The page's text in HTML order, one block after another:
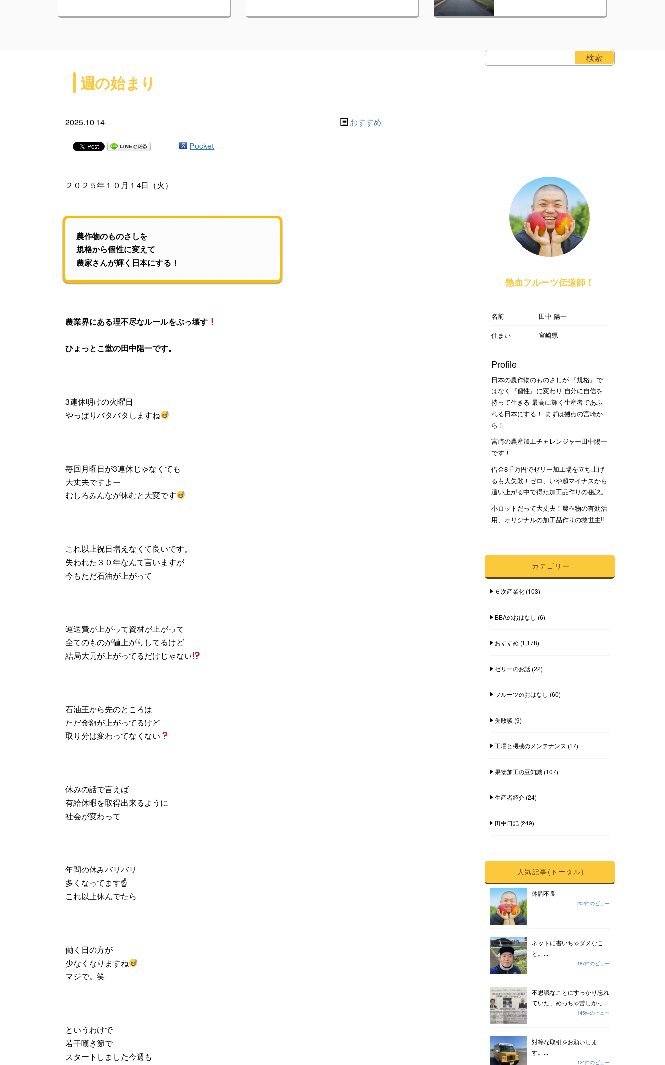
週の始まり
2025.10.14 おすすめ
Pocket
２０２５年１０月１4日（火）
農作物のものさしを
規格から個性に変えて
農家さんが輝く日本にする！
農業界にある理不尽なルールをぶっ壊す
ひょっとこ堂の田中陽一です。
3連休明けの火曜日
やっぱりバタバタしますね
毎回月曜日が3連休じゃなくても
大丈夫ですよー
むしろみんなが休むと大変です
これ以上祝日増えなくて良いです。
失われた３０年なんて言いますが
今もただ石油が上がって
運送費が上がって資材が上がって
全てのものが値上がりしてるけど
結局大元が上がってるだけじゃない
石油王から先のところは
ただ金額が上がってるけど
取り分は変わってなくない
休みの話で言えば
有給休暇を取得出来るように
社会が変わって
年間の休みバリバリ
多くなってます☝️
これ以上休んでたら
働く日の方が
少なくなりますね
マジで。笑
というわけで
若干嘆き節で
スタートしました今週も
熱血フルーツ伝道師！
名前
田中 陽一
住まい
宮崎県
Profile
日本の農作物のものさしが 『規格』で
はなく『個性』に変わり 自分に自信を
持って生きる 最高に輝く生産者であふ
れる日本にする！ まずは拠点の宮崎か
ら！
宮崎の農産加工チャレンジャー田中陽一
です！
借金8千万円でゼリー加工場を立ち上げ
るも大失敗！ゼロ、いや超マイナスから
這い上がる中で得た加工品作りの秘訣。
小ロットだって大丈夫！農作物の有効活
用、オリジナルの加工品作りの救世主‼︎
カテゴリー
６次産業化(103)
BBAのおはなし (6)
おすすめ (1,178)
ゼリーのお話(22)
フルーツのおはなし (60)
失敗談 (9)
工場と機械のメンテナンス (17)
果物加工の豆知識(107)
生産者紹介(24)
田中日記(249)
人気記事(トータル)
体調不良
202件のビュー
ネットに書いちゃダメなこ
と。...
187件のビュー
不思議なことにすっかり忘れ
ていた、めっちゃ苦しかっ...
145件のビュー
対等な取引をお願いしま
す。...
124件のビュー